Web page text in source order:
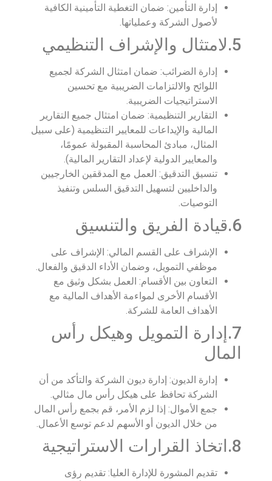
إدارة التأمين: ضمان التغطية التأمينية الكافية
لأصول الشركة وعملياتها.
5.لامتثال والإشراف التنظيمي
إدارة الضرائب: ضمان امتثال الشركة لجميع
اللوائح والالتزامات الضريبية مع تحسين
الاستراتيجيات الضريبية.
التقارير التنظيمية: ضمان امتثال جميع التقارير
المالية والإيداعات للمعايير التنظيمية (على سبيل
المثال، مبادئ المحاسبة المقبولة عمومًا،
والمعايير الدولية لإعداد التقارير المالية).
تنسيق التدقيق: العمل مع المدققين الخارجيين
والداخليين لتسهيل التدقيق السلس وتنفيذ
التوصيات.
6.قيادة الفريق والتنسيق
الإشراف على القسم المالي: الإشراف على
موظفي التمويل، وضمان الأداء الدقيق والفعال.
التعاون بين الأقسام: العمل بشكل وثيق مع
الأقسام الأخرى لمواءمة الأهداف المالية مع
الأهداف العامة للشركة.
7.إدارة التمويل وهيكل رأس
المال
إدارة الديون: إدارة ديون الشركة والتأكد من أن
الشركة تحافظ على هيكل رأس مال مثالي.
جمع الأموال: إذا لزم الأمر، قم بجمع رأس المال
من خلال الديون أو الأسهم لدعم توسع الأعمال.
8.اتخاذ القرارات الاستراتيجية
تقديم المشورة للإدارة العليا: تقديم رؤى